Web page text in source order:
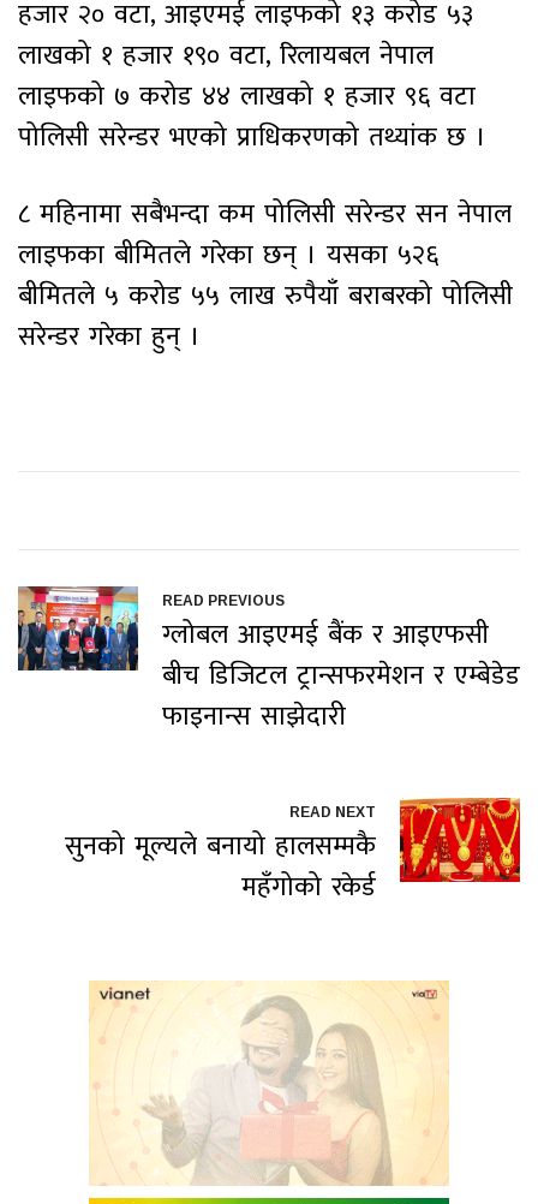
हजार २० वटा, आइएमई लाइफको १३ करोड ५३
लाखको १ हजार १९० वटा, रिलायबल नेपाल
लाइफको ७ करोड ४४ लाखको १ हजार ९६ वटा
पोलिसी सरेन्डर भएको प्राधिकरणको तथ्यांक छ ।
८ महिनामा सबैभन्दा कम पोलिसी सरेन्डर सन नेपाल
लाइफका बीमितले गरेका छन् । यसका ५२६
बीमितले ५ करोड ५५ लाख रुपैयाँ बराबरको पोलिसी
सरेन्डर गरेका हुन् ।
READ PREVIOUS
ग्लोबल आइएमई बैंक र आइएफसी
बीच डिजिटल ट्रान्सफरमेशन र एम्बेडेड
फाइनान्स साझेदारी
READ NEXT
सुनको मूल्यले बनायो हालसम्मकै
महँगोको रकेर्ड